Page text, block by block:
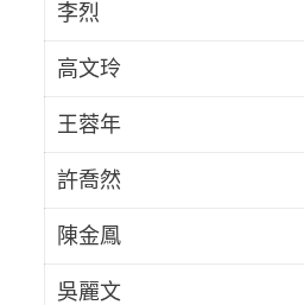
李烈
高文玲
王蓉年
許喬然
陳金鳳
吳麗文